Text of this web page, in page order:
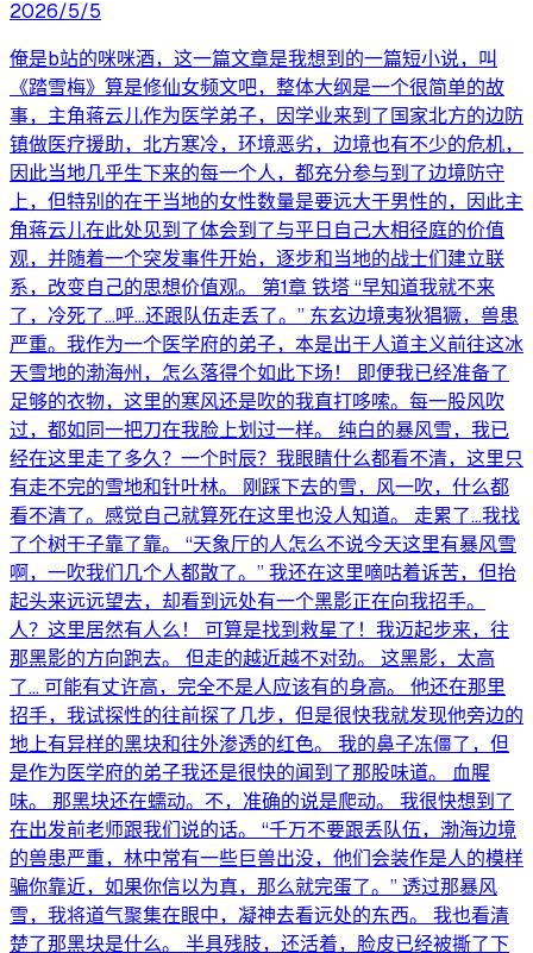
2026/5/5
俺是b站的咪咪酒，这一篇文章是我想到的一篇短小说，叫
《踏雪梅》算是修仙女频文吧，整体大纲是一个很简单的故
事，主角蒋云儿作为医学弟子，因学业来到了国家北方的边防
镇做医疗援助，北方寒冷，环境恶劣，边境也有不少的危机，
因此当地几乎生下来的每一个人，都充分参与到了边境防守
上，但特别的在于当地的女性数量是要远大于男性的，因此主
角蒋云儿在此处见到了体会到了与平日自己大相径庭的价值
观，并随着一个突发事件开始，逐步和当地的战士们建立联
系，改变自己的思想价值观。 第1章 铁塔 “早知道我就不来
了，冷死了…呼…还跟队伍走丢了。” 东玄边境夷狄猖獗，兽患
严重。我作为一个医学府的弟子，本是出于人道主义前往这冰
天雪地的渤海州，怎么落得个如此下场！ 即便我已经准备了
足够的衣物，这里的寒风还是吹的我直打哆嗦。每一股风吹
过，都如同一把刀在我脸上划过一样。 纯白的暴风雪，我已
经在这里走了多久？一个时辰？我眼睛什么都看不清，这里只
有走不完的雪地和针叶林。 刚踩下去的雪，风一吹，什么都
看不清了。感觉自己就算死在这里也没人知道。 走累了…我找
了个树干子靠了靠。 “天象厅的人怎么不说今天这里有暴风雪
啊，一吹我们几个人都散了。” 我还在这里嘀咕着诉苦，但抬
起头来远远望去，却看到远处有一个黑影正在向我招手。
人？这里居然有人么！ 可算是找到救星了！我迈起步来，往
那黑影的方向跑去。 但走的越近越不对劲。 这黑影，太高
了… 可能有丈许高，完全不是人应该有的身高。 他还在那里
招手，我试探性的往前探了几步，但是很快我就发现他旁边的
地上有异样的黑块和往外渗透的红色。 我的鼻子冻僵了，但
是作为医学府的弟子我还是很快的闻到了那股味道。 血腥
味。 那黑块还在蠕动。不，准确的说是爬动。 我很快想到了
在出发前老师跟我们说的话。 “千万不要跟丢队伍，渤海边境
的兽患严重，林中常有一些巨兽出没，他们会装作是人的模样
骗你靠近，如果你信以为真，那么就完蛋了。” 透过那暴风
雪，我将道气聚集在眼中，凝神去看远处的东西。 我也看清
楚了那黑块是什么。 半具残肢，还活着，脸皮已经被撕了下